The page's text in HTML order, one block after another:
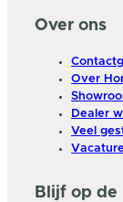
Over ons
Over
Dealer
Veel
Blijf op